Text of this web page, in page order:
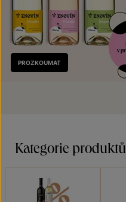
Nově
v prodeji
PROZKOUMAT
Kategorie produktů